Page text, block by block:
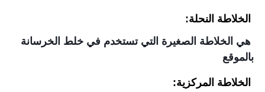
الخلاطة النحلة:
هي الخلاطة الصغيرة التي تستخدم في خلط الخرسانة
بالموقع
الخلاطة المركزية: